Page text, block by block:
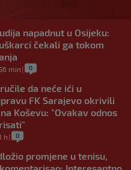
napadnut u Osijeku:
čekali ga tokom
min | 0
da neće ići u
FK Sarajevo okrivili
Koševu: "Ovakav odnos
h | 0
promjene u tenisu,